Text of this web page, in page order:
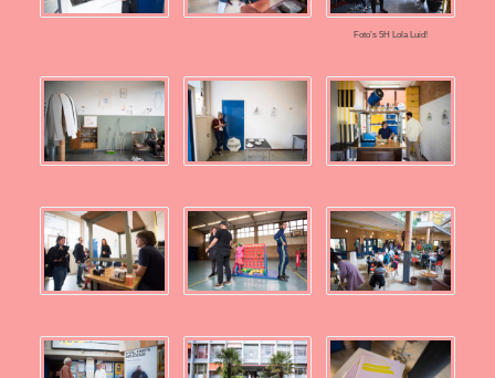
Foto’s 5H Lola Luid!